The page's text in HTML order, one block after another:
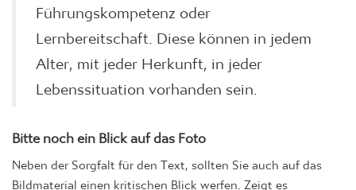
Führungskompetenz oder
Lernbereitschaft. Diese können in jedem
Alter, mit jeder Herkunft, in jeder
Lebenssituation vorhanden sein.
Bitte noch ein Blick auf das Foto
Neben der Sorgfalt für den Text, sollten Sie auch auf das
Bildmaterial einen kritischen Blick werfen. Zeigt es